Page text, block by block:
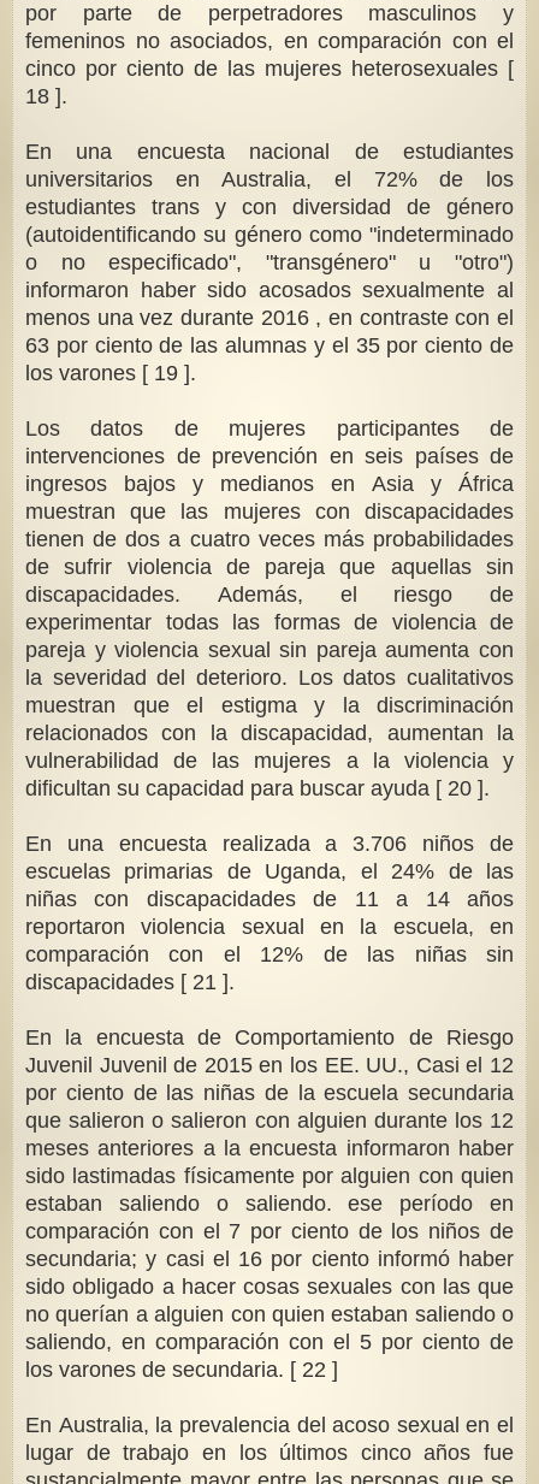
por parte de perpetradores masculinos y
femeninos no asociados, en comparación con el
cinco por ciento de las mujeres heterosexuales [
18 ].
En una encuesta nacional de estudiantes
universitarios en Australia, el 72% de los
estudiantes trans y con diversidad de género
(autoidentificando su género como "indeterminado
o no especificado", "transgénero" u "otro")
informaron haber sido acosados ​​sexualmente al
menos una vez durante 2016 , en contraste con el
63 por ciento de las alumnas y el 35 por ciento de
los varones [ 19 ].
Los datos de mujeres participantes de
intervenciones de prevención en seis países de
ingresos bajos y medianos en Asia y África
muestran que las mujeres con discapacidades
tienen de dos a cuatro veces más probabilidades
de sufrir violencia de pareja que aquellas sin
discapacidades. Además, el riesgo de
experimentar todas las formas de violencia de
pareja y violencia sexual sin pareja aumenta con
la severidad del deterioro. Los datos cualitativos
muestran que el estigma y la discriminación
relacionados con la discapacidad, aumentan la
vulnerabilidad de las mujeres a la violencia y
dificultan su capacidad para buscar ayuda [ 20 ].
En una encuesta realizada a 3.706 niños de
escuelas primarias de Uganda, el 24% de las
niñas con discapacidades de 11 a 14 años
reportaron violencia sexual en la escuela, en
comparación con el 12% de las niñas sin
discapacidades [ 21 ].
En la encuesta de Comportamiento de Riesgo
Juvenil Juvenil de 2015 en los EE. UU., Casi el 12
por ciento de las niñas de la escuela secundaria
que salieron o salieron con alguien durante los 12
meses anteriores a la encuesta informaron haber
sido lastimadas físicamente por alguien con quien
estaban saliendo o saliendo. ese período en
comparación con el 7 por ciento de los niños de
secundaria; y casi el 16 por ciento informó haber
sido obligado a hacer cosas sexuales con las que
no querían a alguien con quien estaban saliendo o
saliendo, en comparación con el 5 por ciento de
los varones de secundaria. [ 22 ]
En Australia, la prevalencia del acoso sexual en el
lugar de trabajo en los últimos cinco años fue